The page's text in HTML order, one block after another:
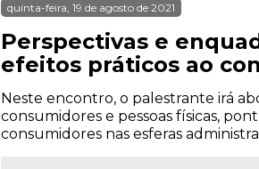
quinta-feira, 19 de agosto de 2021
Perspectivas e
efeitos práticos ao
Neste encontro, o palestrante irá
consumidores e pessoas físicas,
consumidores nas esferas